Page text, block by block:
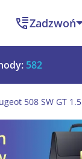
Zadzwoń
582
508 SW GT